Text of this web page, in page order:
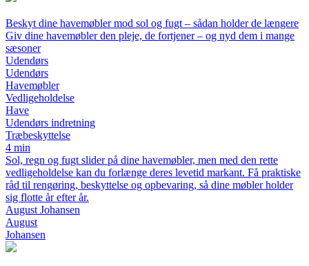
Beskyt dine havemøbler mod sol og fugt – sådan holder de længere
Giv dine havemøbler den pleje, de fortjener – og nyd dem i mange
sæsoner
Udendørs
Udendørs
Havemøbler
Vedligeholdelse
Have
Udendørs indretning
Træbeskyttelse
4 min
Sol, regn og fugt slider på dine havemøbler, men med den rette
vedligeholdelse kan du forlænge deres levetid markant. Få praktiske
råd til rengøring, beskyttelse og opbevaring, så dine møbler holder
sig flotte år efter år.
August Johansen
August
Johansen